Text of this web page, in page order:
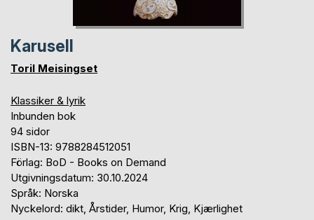
Karusell
Toril Meisingset
Klassiker & lyrik
Inbunden bok
94 sidor
ISBN-13: 9788284512051
Förlag: BoD - Books on Demand
Utgivningsdatum: 30.10.2024
Språk: Norska
Nyckelord: dikt, Årstider, Humor, Krig, Kjærlighet